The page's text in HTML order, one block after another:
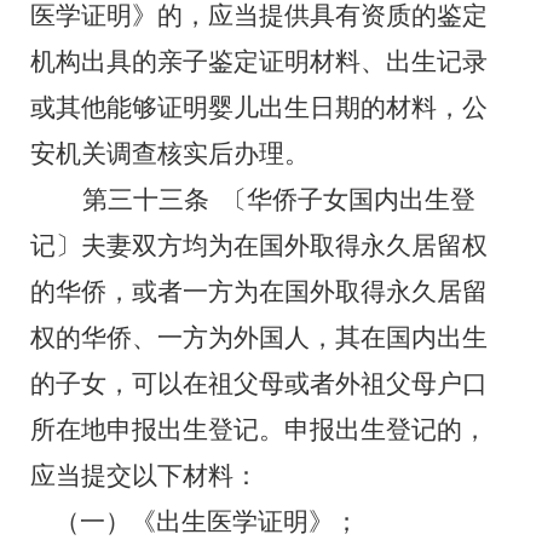
医学证明》的，应当提供具有资质的鉴定
机构出具的亲子鉴定证明材料、 出生记录
或其他能够证明婴儿出生日期的材料，公
安机关调查核实后办理。
第三十三条
〔华侨子女国内出生登
记〕 夫妻双方均为在国外取得永久居留权
的华侨，或者一方为在国外取得永久居留
权的华侨、一方为外国人，其在国内出生
的子女，可以在祖父母或者外祖父母户口
所在地申报出生登记。申报出生登记的，
应当提交以下材料：
（一）《出生医学证明》；